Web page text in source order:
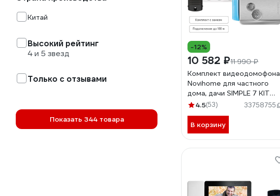
Китай
Высокий рейтинг
4 и 5 звезд
Только с отзывами
Показать 344 товара
-12%
10 582 ₽11 990 ₽
Комплект видеодомофона
Novihome для частного
дома, дачи SIMPLE 7 KIT
PLUS: монитор, вызывная
электромеханический
замок 4379
4.5(53) 33758755
В корзину